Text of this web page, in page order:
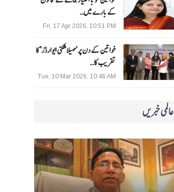
کے بارے میں…
Fri, 17 Apr 2026, 10:51 PM
خواتین کے دن پر ’مہیلا شکتی ایوارڈز‘ کا
تقریب کا…
Tue, 10 Mar 2026, 10:46 AM
عالمی خبریں